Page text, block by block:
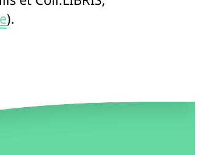
).